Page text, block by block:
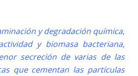
y degradación química,
y biomasa bacteriana,
secreción de varias de las
que cementan las partículas